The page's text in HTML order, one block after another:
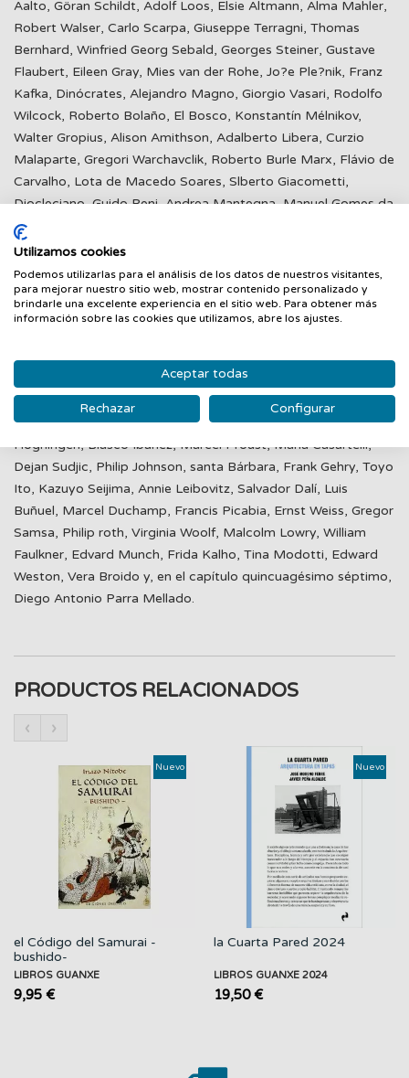
Aalto, Göran Schildt, Adolf Loos, Elsie Altmann, Alma Mahler,
Robert Walser, Carlo Scarpa, Giuseppe Terragni, Thomas
Bernhard, Winfried Georg Sebald, Georges Steiner, Gustave
Flaubert, Eileen Gray, Mies van der Rohe, Jo?e Ple?nik, Franz
Kafka, Dinócrates, Alejandro Magno, Giorgio Vasari, Rodolfo
Wilcock, Roberto Bolaño, El Bosco, Konstantín Mélnikov,
Walter Gropius, Alison Amithson, Adalberto Libera, Curzio
Malaparte, Gregori Warchavclik, Roberto Burle Marx, Flávio de
Carvalho, Lota de Macedo Soares, Slberto Giacometti,
Diocleciano, Guido Reni, Andrea Mantegna, Manuel Gomes da
Costa, Zaha Hadid, Norman Foster, Richard Neutra, Julius
Shulman, Dédalo, Pasífae, Salomón, Hefaistos, Fernando
García Mercadal, Marcel Breuer, Pablo Picasso, David
Douglas Duncan, Lee Miller, David E. Scherman, Arne
Jacobsen, Mario Ridolfi, Hans Poelzig, Joan Miró, Margaret
José Luis Sert, Lucas Cranach, Gian Luigi Banfi, Luigi Fini,
Ernesto Nathan Rogers, José Torres Clavé, Johnny
Weissmüller, Antoni Bonet, Lászlô Moholy-nagy, Irene Bayer-
Hecht, Lucia Moholy, Florence Henri, Ise Frank, George
Hogningen, Blasco Ibáñez, Marcel Proust, María Casartelli,
Dejan Sudjic, Philip Johnson, santa Bárbara, Frank Gehry, Toyo
Ito, Kazuyo Seijima, Annie Leibovitz, Salvador Dalí, Luis
Buñuel, Marcel Duchamp, Francis Picabia, Ernst Weiss, Gregor
Samsa, Philip roth, Virginia Woolf, Malcolm Lowry, William
Faulkner, Edvard Munch, Frida Kalho, Tina Modotti, Edward
Weston, Vera Broido y, en el capítulo quincuagésimo séptimo,
Diego Antonio Parra Mellado.
PRODUCTOS RELACIONADOS
‹ ›
Nuevo
el Código del Samurai -
bushido-
LIBROS GUANXE
9,95 €
Nuevo
la Cuarta Pared 2024
LIBROS GUANXE 2024
19,50 €
Utilizamos cookies
Podemos utilizarlas para el análisis de los datos de nuestros visitantes,
para mejorar nuestro sitio web, mostrar contenido personalizado y
brindarle una excelente experiencia en el sitio web. Para obtener más
información sobre las cookies que utilizamos, abre los ajustes.
Aceptar todas
Rechazar Configurar